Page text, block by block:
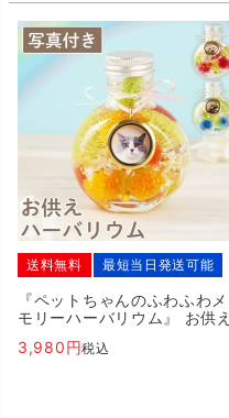
送料無料 最短当日発送可能
『ペットちゃんのふわふわメ
モリーハーバリウム』 お供え
3,980
税込